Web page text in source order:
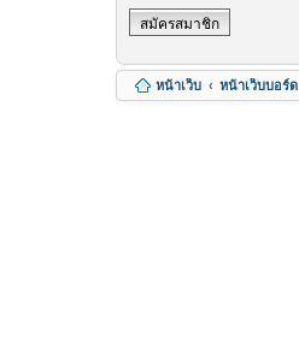
สมัครสมาชิก
หน้าเว็บ หน้าเว็บบอร์ด